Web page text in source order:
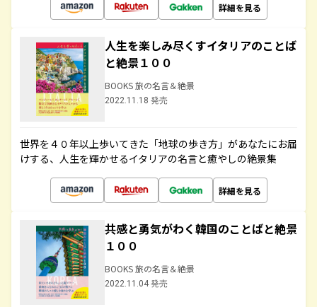
詳細を見る
人生を楽しみ尽くすイタリアのことば
と絶景１００
BOOKS 旅の名言＆絶景
2022.11.18 発売
世界を４０年以上歩いてきた「地球の歩き方」があなたにお届
けする、人生を輝かせるイタリアの名言と癒やしの絶景集
詳細を見る
共感と勇気がわく韓国のことばと絶景
１００
BOOKS 旅の名言＆絶景
2022.11.04 発売